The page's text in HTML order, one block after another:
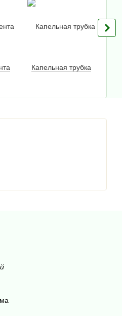
Капельная трубка